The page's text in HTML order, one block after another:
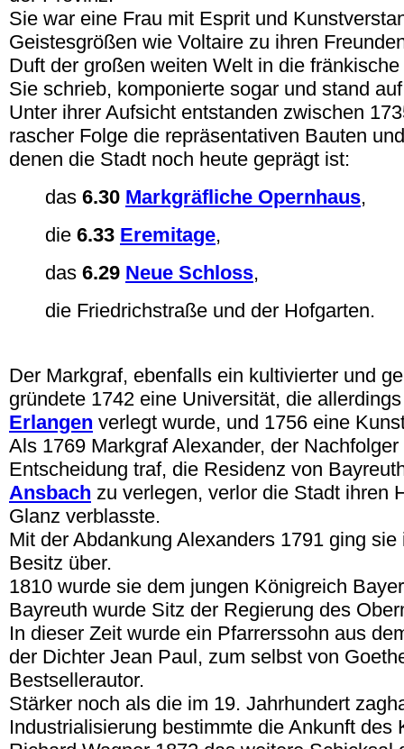
Sie war eine Frau mit Esprit und
Geistesgrößen wie Voltaire zu ihren
Duft der großen weiten Welt in die
Sie schrieb, komponierte sogar und stand
Unter ihrer Aufsicht entstanden zwischen
rascher Folge die repräsentativen Bauten
denen die Stadt noch heute geprägt ist:
das 6.30 Markgräfliche Opernhaus,
die 6.33 Eremitage,
das 6.29 Neue Schloss,
die Friedrichstraße und der Hofgarten.
Der Markgraf, ebenfalls ein kultivierter und
gründete 1742 eine Universität, die
Erlangen verlegt wurde, und 1756 eine
Als 1769 Markgraf Alexander, der
Entscheidung traf, die Residenz von
Ansbach zu verlegen, verlor die Stadt ihren
Glanz verblasste.
Mit der Abdankung Alexanders 1791 ging
Besitz über.
1810 wurde sie dem jungen Königreich
Bayreuth wurde Sitz der Regierung des
In dieser Zeit wurde ein Pfarrerssohn aus
der Dichter Jean Paul, zum selbst von
Bestsellerautor.
Stärker noch als die im 19. Jahrhundert
Industrialisierung bestimmte die Ankunft des